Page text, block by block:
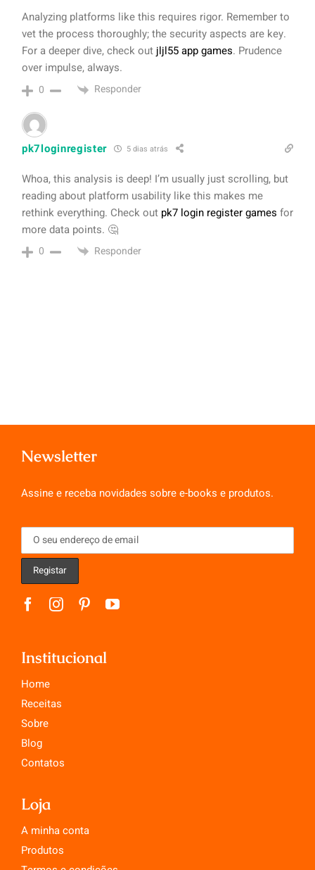
Analyzing platforms like this requires rigor. Remember to
vet the process thoroughly; the security aspects are key.
For a deeper dive, check outjljl55 app games. Prudence
over impulse, always.
0 Responder
pk7loginregister 5 dias atrás
Whoa, this analysis is deep! I’m usually just scrolling, but
reading about platform usability like this makes me
rethink everything. Check out pk7 login register games for
more data points. 🤔
0 Responder
Newsletter
Assine e receba novidades sobre e-books e produtos.
Institucional
Home
Receitas
Sobre
Blog
Contatos
Loja
A minha conta
Produtos